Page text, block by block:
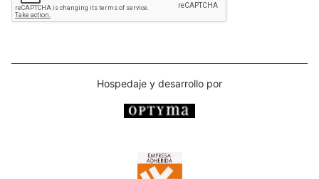
Hospedaje y desarrollo por